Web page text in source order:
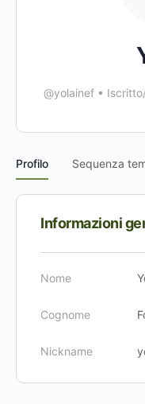
@yolainef •
Profilo Sequenza
Informazioni
Nome
Cognome
Nickname